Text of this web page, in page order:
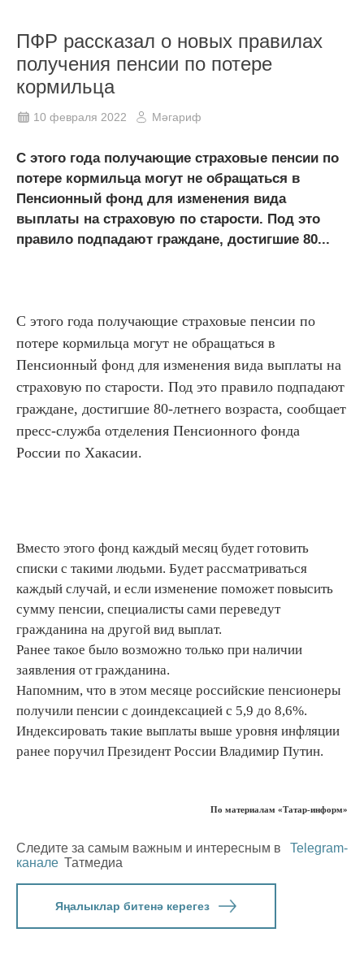
ПФР рассказал о новых правилах
получения пенсии по потере
кормильца
10 февраля 2022 Мәгариф
С этого года получающие страховые пенсии по
потере кормильца могут не обращаться в
Пенсионный фонд для изменения вида
выплаты на страховую по старости. Под это
правило подпадают граждане, достигшие 80...
С этого года получающие страховые пенсии по
потере кормильца могут не обращаться в
Пенсионный фонд для изменения вида выплаты на
страховую по старости. Под это правило подпадают
граждане, достигшие 80-летнего возраста, сообщает
пресс-служба отделения Пенсионного фонда
России по Хакасии.
Вместо этого фонд каждый месяц будет готовить
списки с такими людьми. Будет рассматриваться
каждый случай, и если изменение поможет повысить
сумму пенсии, специалисты сами переведут
гражданина на другой вид выплат.
Ранее такое было возможно только при наличии
заявления от гражданина.
Напомним, что в этом месяце российские пенсионеры
получили пенсии с доиндексацией с 5,9 до 8,6%.
Индексировать такие выплаты выше уровня инфляции
ранее поручил Президент России Владимир Путин.
По материалам «Татар-информ»
Следите за самым важным и интересным в
Telegram-
канале Татмедиа
Яңалыклар битенә керегез